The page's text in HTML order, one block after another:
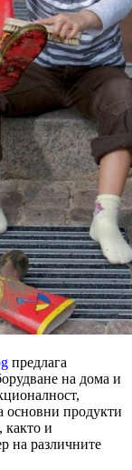
предлага
на дома и
основни продукти
както и
на различните